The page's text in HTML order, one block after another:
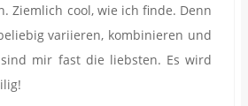
Ziemlich cool, wie ich finde. Denn
variieren, kombinieren und
mir fast die liebsten. Es wird